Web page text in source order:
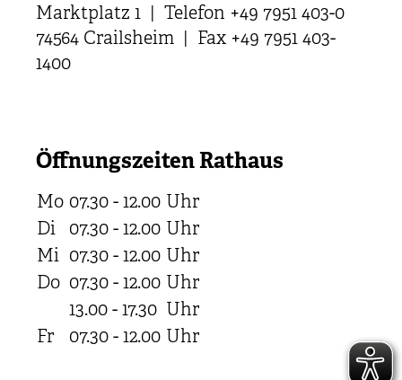
Marktplatz 1 | Telefon +49 7951 403-0
74564 Crailsheim | Fax +49 7951 403-
1400
Öffnungszeiten Rathaus
Mo 07.30 - 12.00 Uhr
Di
07.30 - 12.00 Uhr
Mi 07.30 - 12.00 Uhr
Do 07.30 - 12.00 Uhr
13.00 - 17.30 Uhr
Fr
07.30 - 12.00 Uhr